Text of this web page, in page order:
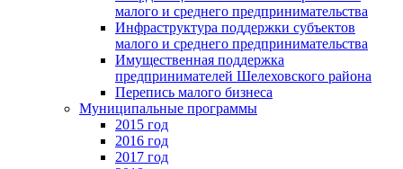
малого и среднего предпринимательства
Инфраструктура поддержки субъектов
малого и среднего предпринимательства
Имущественная поддержка
предпринимателей Шелеховского района
Перепись малого бизнеса
Муниципальные программы
2015 год
2016 год
2017 год